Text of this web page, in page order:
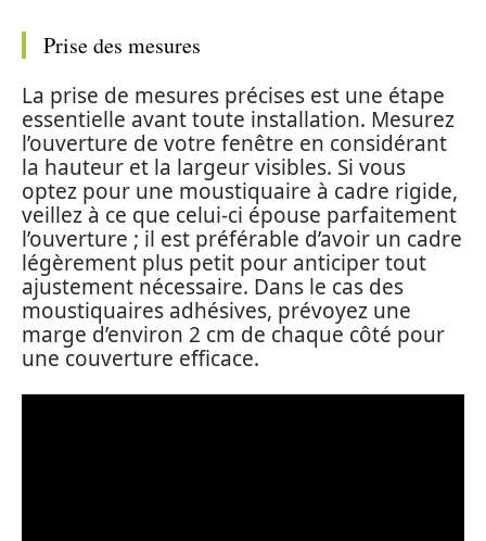
Prise des mesures
La prise de mesures précises est une étape
essentielle avant toute installation. Mesurez
l’ouverture de votre fenêtre en considérant
la hauteur et la largeur visibles. Si vous
optez pour une moustiquaire à cadre rigide,
veillez à ce que celui-ci épouse parfaitement
l’ouverture ; il est préférable d’avoir un cadre
légèrement plus petit pour anticiper tout
ajustement nécessaire. Dans le cas des
moustiquaires adhésives, prévoyez une
marge d’environ 2 cm de chaque côté pour
une couverture efficace.